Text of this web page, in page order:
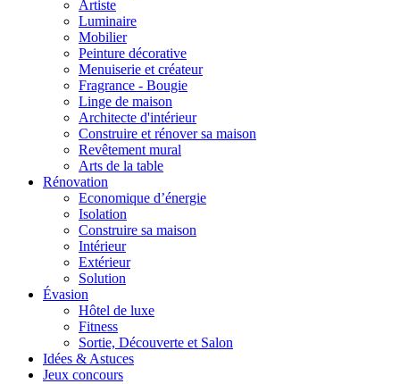
Artiste
Luminaire
Mobilier
Peinture décorative
Menuiserie et créateur
Fragrance - Bougie
Linge de maison
Architecte d'intérieur
Construire et rénover sa maison
Revêtement mural
Arts de la table
Rénovation
Economique d’énergie
Isolation
Construire sa maison
Intérieur
Extérieur
Solution
Évasion
Hôtel de luxe
Fitness
Sortie, Découverte et Salon
Idées & Astuces
Jeux concours